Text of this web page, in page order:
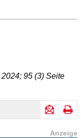
95 (3) Seite
Anzeige